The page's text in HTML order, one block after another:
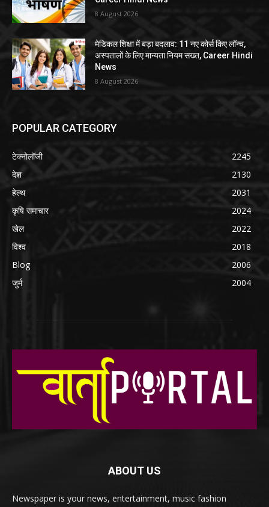
8 August 2026
मेडिकल शिक्षा में बड़ा बदलाव: 11 नए कोर्स किए लॉन्च,
अस्पतालों के लिए मान्यता नियम सख्त, Career Hindi
News
8 August 2026
POPULAR CATEGORY
टेक्नोलॉजी
2245
देश
2130
हेल्थ
2031
कृषि समाचार
2024
खेल
2022
विश्व
2018
Blog
2006
जुर्म
2004
ABOUT US
Newspaper is your news, entertainment, music fashion